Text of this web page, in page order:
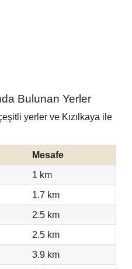
Bulunan Yerler
yerler ve Kızılkaya ile
Mesafe
1 km
1.7 km
2.5 km
2.5 km
3.9 km